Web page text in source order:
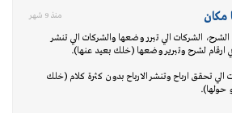
مكان منذ 9 شهر
الشركات الي تبرر وضعها والشركات الي تنشر
ارقام لشرح وتبرير وضعها (خلك بعيد عنها).
الي تحقق ارباح وتنشر الارباح بدون كثرة كلام (خلك
حولها).